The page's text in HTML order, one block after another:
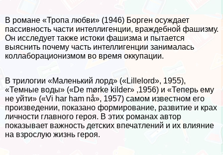
В романе «Тропа любви» (1946) Борген осуждает
пассивность части интеллигенции, враждебной фашизму.
Он исследует также истоки фашизма и пытается
выяснить почему часть интеллигенции занималась
коллаборационизмом во время оккупации.
В трилогии «Маленький лорд» («Lillelord», 1955),
«Темные воды» («De mørke kilder» ,1956) и «Теперь ему
не уйти» («Vi har ham nå», 1957) самом известном его
произведении, показано формирование, развитие и крах
личности главного героя. В этих романах автор
показывает важность детских впечатлений и их влияние
на взрослую жизнь героя.